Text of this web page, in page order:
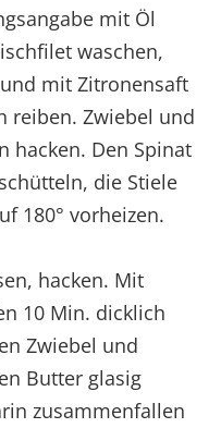
mit Öl
waschen,
mit Zitronensaft
reiben. Zwiebel und
hacken. Den Spinat
die Stiele
180° vorheizen.
hacken. Mit
10 Min. dicklich
Zwiebel und
Butter glasig
zusammenfallen